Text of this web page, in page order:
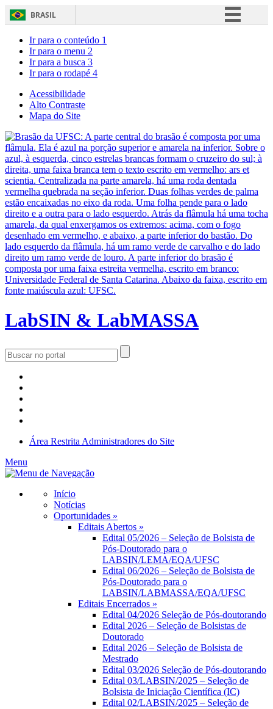
BRASIL
Canais
Ir para o conteúdo 1
Ir para o menu 2
Ir para a busca 3
Ir para o rodapé 4
Acessibilidade
Alto Contraste
Mapa do Site
LabSIN & LabMASSA
Área Restrita Administradores do Site
Menu
Início
Notícias
Oportunidades »
Editais Abertos »
Edital 05/2026 – Seleção de Bolsista de
Pós-Doutorado para o
LABSIN/LEMA/EQA/UFSC
Edital 06/2026 – Seleção de Bolsista de
Pós-Doutorado para o
LABSIN/LABMASSA/EQA/UFSC
Editais Encerrados »
Edital 04/2026 Seleção de Pós-doutorando
Edital 2026 – Seleção de Bolsistas de
Doutorado
Edital 2026 – Seleção de Bolsista de
Mestrado
Edital 03/2026 Seleção de Pós-doutorando
Edital 03/LABSIN/2025 – Seleção de
Bolsista de Iniciação Científica (IC)
Edital 02/LABSIN/2025 – Seleção de